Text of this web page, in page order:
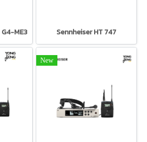
ME3 Sennheiser HT 747
New